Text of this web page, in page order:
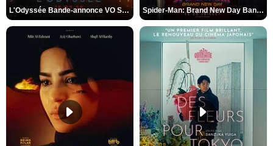
L'Odyssée Bande-annonce VO STFR Spider-Man: Brand New Day Bande-annonce VO STFR